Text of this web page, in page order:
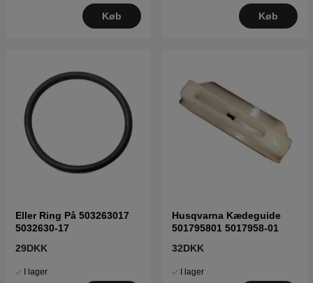
Køb Køb
Eller Ring På 503263017
5032630-17
29DKK
I lager
Husqvarna Kædeguide
501795801 5017958-01
32DKK
I lager